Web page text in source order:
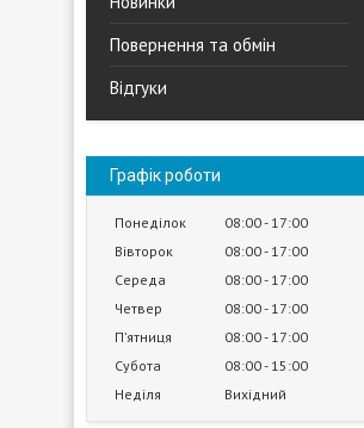
Повернення та обмін
Відгуки
Графік роботи
Понеділок 08:00 17:00
Вівторок
08:00 17:00
Середа
08:00 17:00
Четвер
08:00 17:00
Пʼятниця
08:00 17:00
Субота
08:00 15:00
Неділя
Вихідний